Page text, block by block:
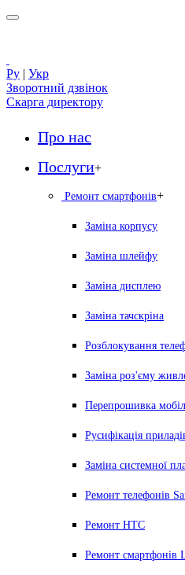
Ру | Укр
Зворотний дзвінок
Скарга директору
Про нас
Послуги+
Ремонт смартфонів+
Заміна корпусу
Заміна шлейфу
Заміна дисплею
Заміна тачскріна
Розблокування
Заміна роз'єму
Перепрошивка
Русифікація
Заміна системної
Ремонт телефонів
Ремонт HTC
Ремонт смартфонів